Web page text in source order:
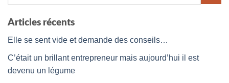
Articles récents
Elle se sent vide et demande des conseils…
C’était un brillant entrepreneur mais aujourd’hui il est
devenu un légume